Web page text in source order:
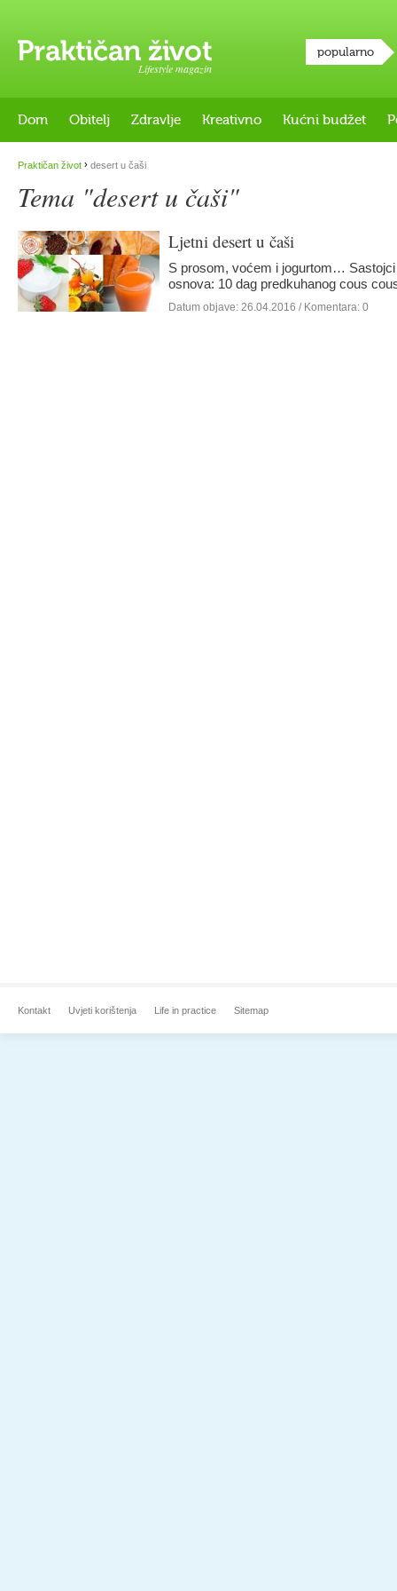
Lifestyle magazin
popularno
Dom Obitelj Zdravlje Kreativno Kućni budžet
Praktičan život › desert u čaši
Tema "desert u čaši"
Ljetni desert u čaši
S prosom, voćem i jogurtom…
osnova: 10 dag predkuhanog cous
Datum objave: 26.04.2016 / Komentara: 0
Kontakt Uvjeti korištenja Life in practice Sitemap